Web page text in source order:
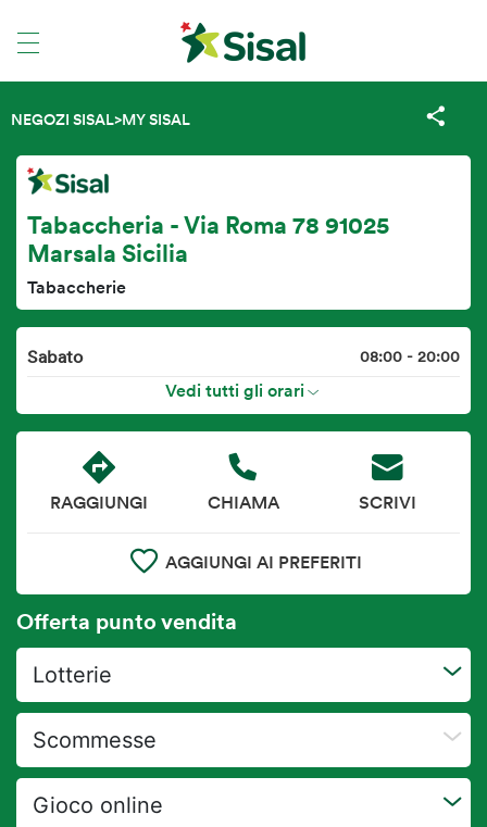
NEGOZI SISAL>MY SISAL
Tabaccheria - Via Roma 78 91025
Marsala Sicilia
Tabaccherie
Sabato 08:00 - 20:00
Vedi tutti gli orari
Offerta punto vendita
Lotterie
Scommesse
Gioco online
RAGGIUNGI CHIAMA SCRIVI
AGGIUNGI AI PREFERITI